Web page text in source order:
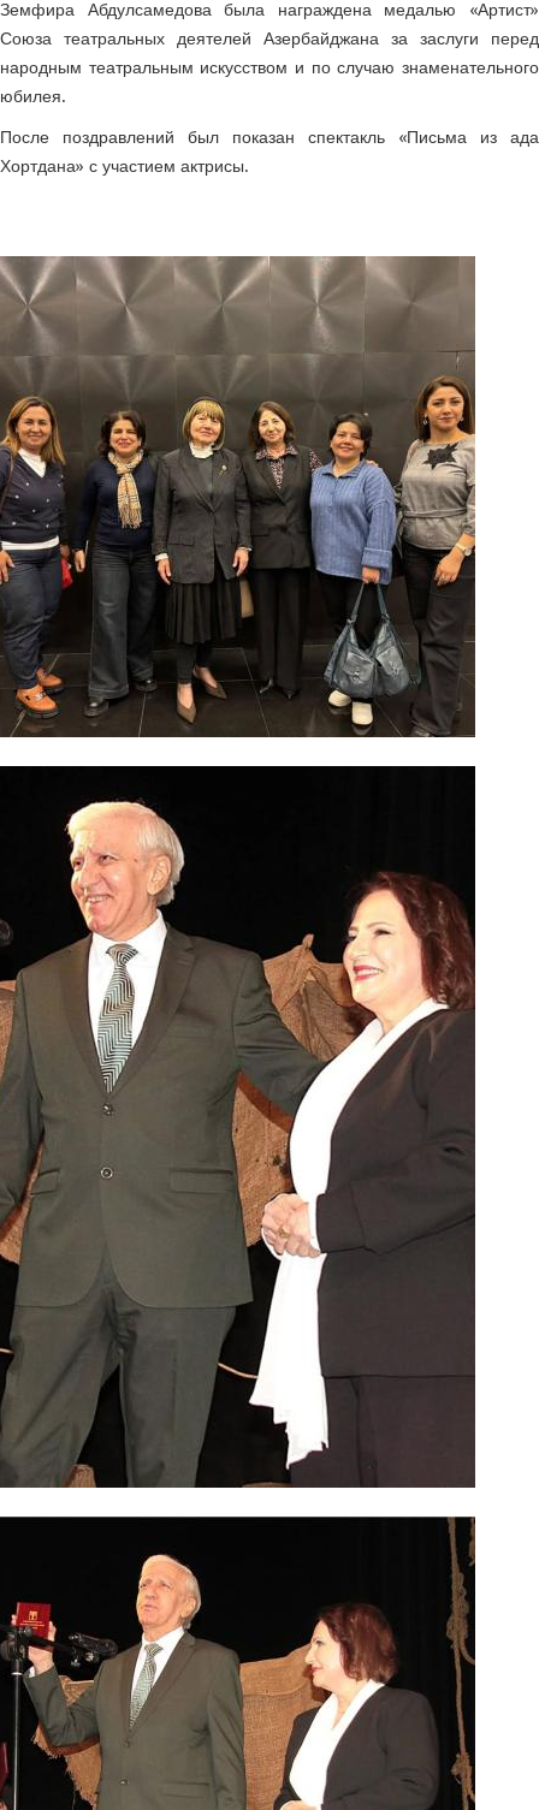
Земфира Абдулсамедова была награждена медалью «Артист»
Союза театральных деятелей Азербайджана за заслуги перед
народным театральным искусством и по случаю знаменательного
юбилея.
После поздравлений был показан спектакль «Письма из ада
Хортдана» с участием актрисы.